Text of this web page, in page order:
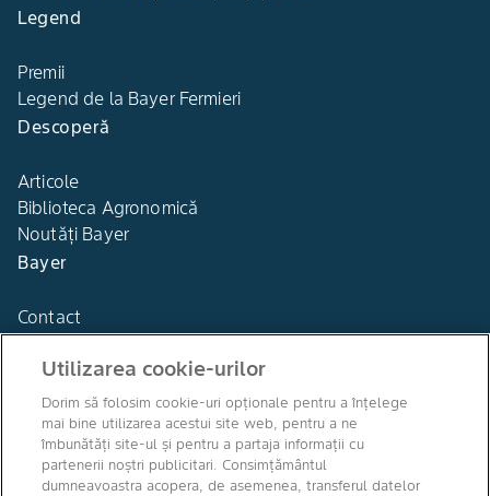
Legend
Premii
Legend de la Bayer Fermieri
Descoperă
Articole
Biblioteca Agronomică
Noutăți Bayer
Bayer
Contact
Agro Bayer
România
Utilizarea cookie-urilor
Dorim să folosim cookie-uri opționale pentru a înțelege
mai bine utilizarea acestui site web, pentru a ne
îmbunătăți site-ul și pentru a partaja informații cu
partenerii noștri publicitari. Consimțământul
dumneavoastra acopera, de asemenea, transferul datelor